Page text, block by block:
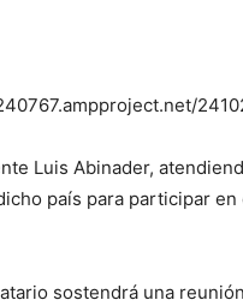
Luis Abinader,
país para participar en
sostendrá una